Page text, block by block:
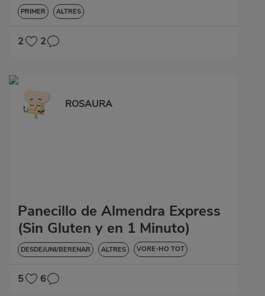
PRIMER ALTRES
2 2
ROSAURA
Panecillo de Almendra Express
(Sin Gluten y en 1 Minuto)
DESDEJUNI/BERENAR ALTRES VORE-HO TOT
5 6